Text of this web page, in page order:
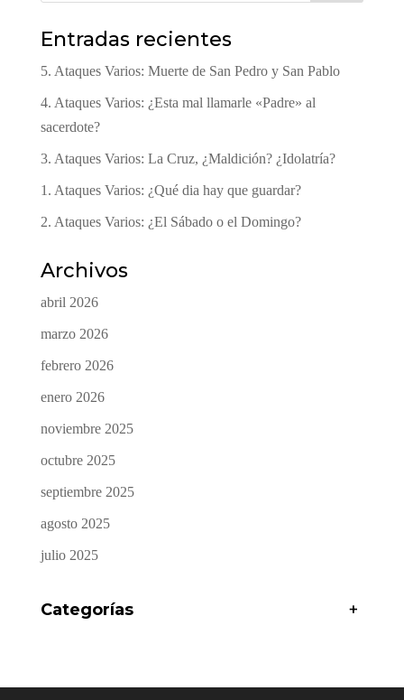
Entradas recientes
5. Ataques Varios: Muerte de San Pedro y San Pablo
4. Ataques Varios: ¿Esta mal llamarle «Padre» al
sacerdote?
3. Ataques Varios: La Cruz, ¿Maldición? ¿Idolatría?
1. Ataques Varios: ¿Qué dia hay que guardar?
2. Ataques Varios: ¿El Sábado o el Domingo?
Archivos
abril 2026
marzo 2026
febrero 2026
enero 2026
noviembre 2025
octubre 2025
septiembre 2025
agosto 2025
julio 2025
Categorías +